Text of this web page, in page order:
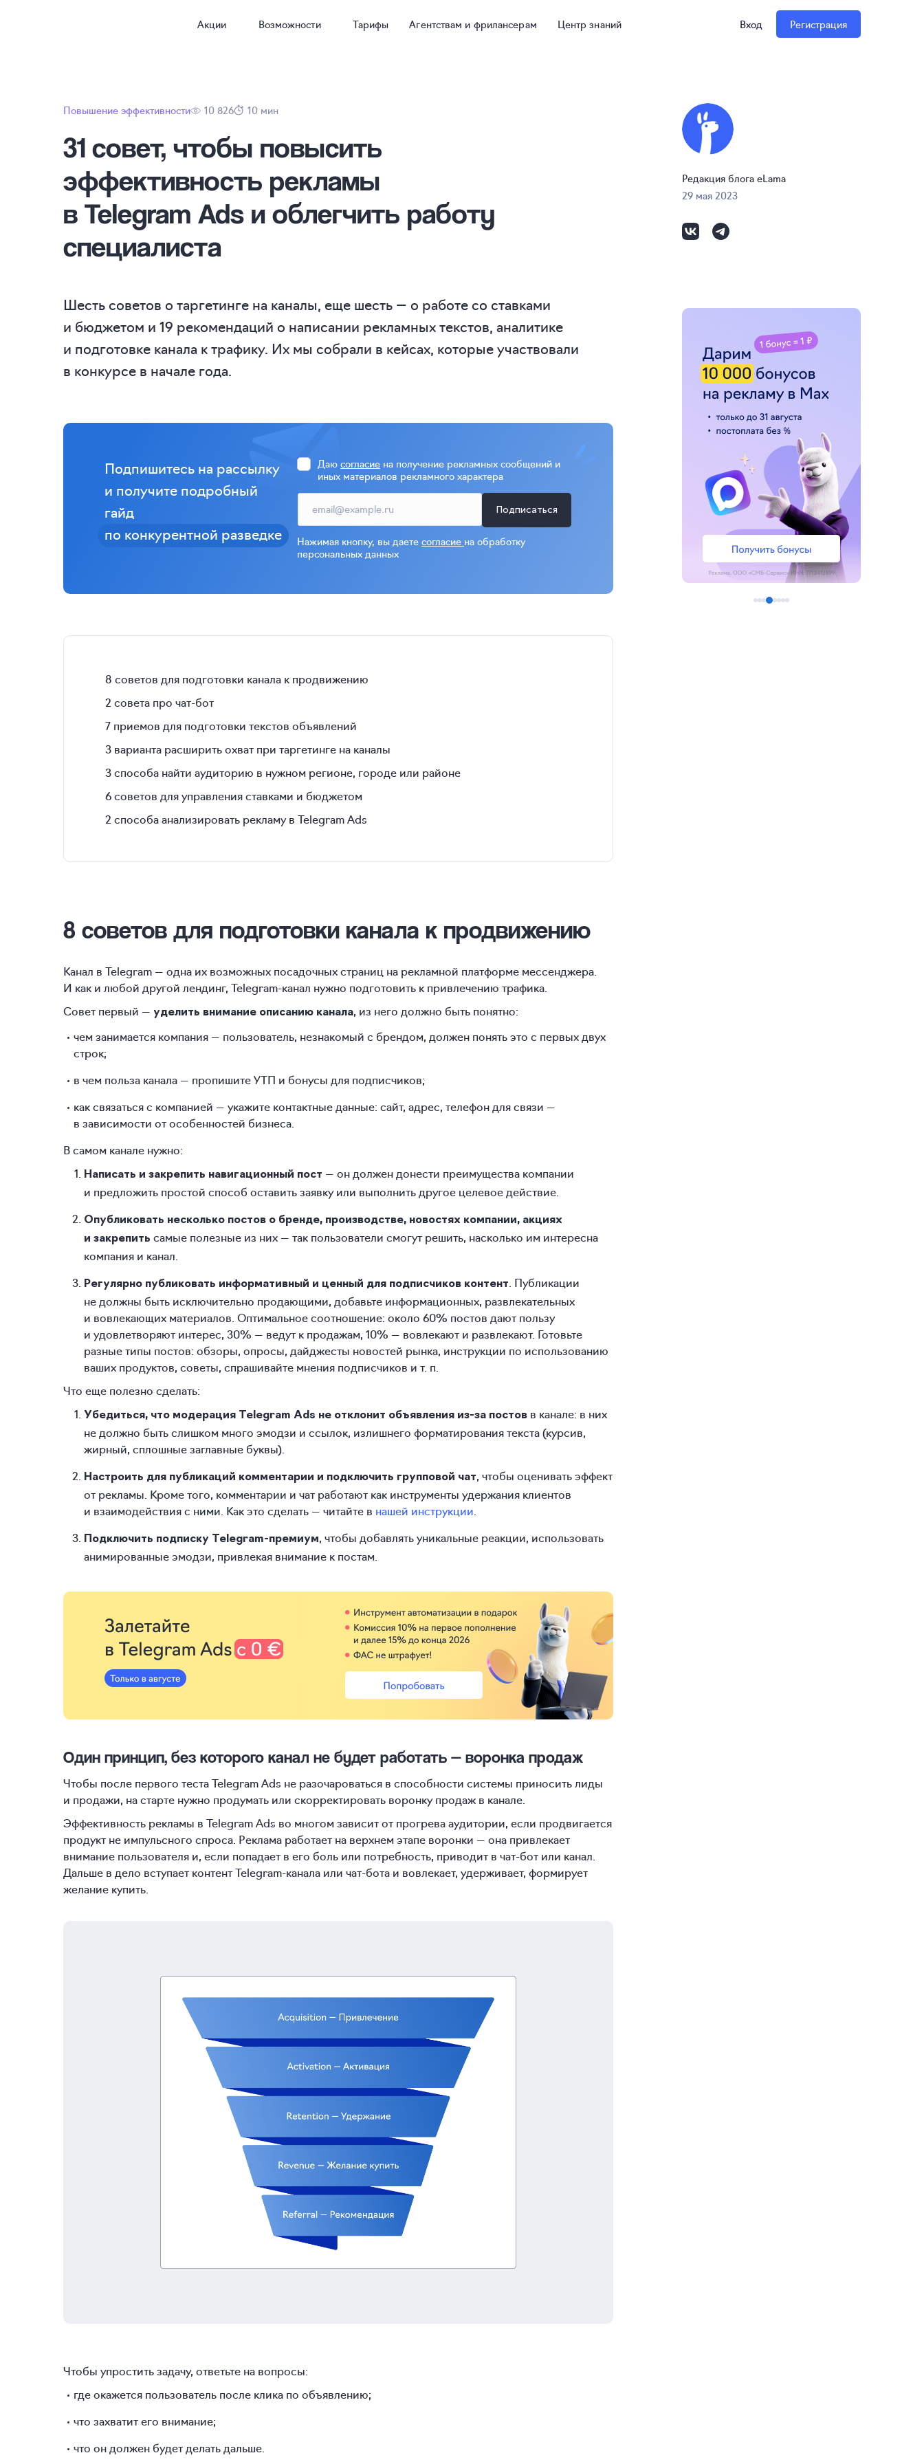
Акции Возможности Тарифы Агентствам и фрилансерам Центр знаний Вход Регистрация
Повышение эффективности 10 826 10 мин
31 совет, чтобы повысить
эффективность рекламы
в Telegram Ads и облегчить работу
специалиста
Шесть советов о таргетинге на каналы, еще шесть — о работе со ставками
и бюджетом и 19 рекомендаций о написании рекламных текстов, аналитике
и подготовке канала к трафику. Их мы собрали в кейсах, которые участвовали
в конкурсе в начале года.
Подпишитесь на рассылку
и получите подробный
гайд
по конкурентной разведке
Даю согласие на получение рекламных сообщений и
иных материалов рекламного характера
Подписаться
Нажимая кнопку, вы даете согласие на обработку
персональных данных
8 советов для подготовки канала к продвижению
2 совета про чат-бот
7 приемов для подготовки текстов объявлений
3 варианта расширить охват при таргетинге на каналы
3 способа найти аудиторию в нужном регионе, городе или районе
6 советов для управления ставками и бюджетом
2 способа анализировать рекламу в Telegram Ads
8 советов для подготовки канала к продвижению
Канал в Telegram — одна их возможных посадочных страниц на рекламной платформе мессенджера.
И как и любой другой лендинг, Telegram-канал нужно подготовить к привлечению трафика.
Совет первый — уделить внимание описанию канала, из него должно быть понятно:
чем занимается компания — пользователь, незнакомый с брендом, должен понять это с первых двух
строк;
в чем польза канала — пропишите УТП и бонусы для подписчиков;
как связаться с компанией — укажите контактные данные: сайт, адрес, телефон для связи —
в зависимости от особенностей бизнеса.
В самом канале нужно:
Написать и закрепить навигационный пост — он должен донести преимущества компании
и предложить простой способ оставить заявку или выполнить другое целевое действие.
Опубликовать несколько постов о бренде, производстве, новостях компании, акциях
и закрепить самые полезные из них — так пользователи смогут решить, насколько им интересна
компания и канал.
Регулярно публиковать информативный и ценный для подписчиков контент
. Публикации
не должны быть исключительно продающими, добавьте информационных, развлекательных
и вовлекающих материалов. Оптимальное соотношение: около 60% постов дают пользу
и удовлетворяют интерес, 30% — ведут к продажам, 10% — вовлекают и развлекают. Готовьте
разные типы постов: обзоры, опросы, дайджесты новостей рынка, инструкции по использованию
ваших продуктов, советы, спрашивайте мнения подписчиков и т. п.
Что еще полезно сделать:
Убедиться, что модерация Telegram Ads не отклонит объявления из-за постов в канале: в них
не должно быть слишком много эмодзи и ссылок, излишнего форматирования текста (курсив,
жирный, сплошные заглавные буквы).
Настроить для публикаций комментарии и подключить групповой чат, чтобы оценивать эффект
от рекламы. Кроме того, комментарии и чат работают как инструменты удержания клиентов
и взаимодействия с ними. Как это сделать — читайте в нашей инструкции
Подключить подписку Telegram-премиум, чтобы добавлять уникальные реакции, использовать
анимированные эмодзи, привлекая внимание к постам.
Один принцип, без которого канал не будет работать — воронка продаж
Чтобы после первого теста Telegram Ads не разочароваться в способности системы приносить лиды
и продажи, на старте нужно продумать или скорректировать воронку продаж в канале.
Эффективность рекламы в Telegram Ads во многом зависит от прогрева аудитории, если продвигается
продукт не импульсного спроса. Реклама работает на верхнем этапе воронки — она привлекает
внимание пользователя и, если попадает в его боль или потребность, приводит в чат-бот или канал.
Дальше в дело вступает контент Telegram-канала или чат-бота и вовлекает, удерживает, формирует
желание купить.
Чтобы упростить задачу, ответьте на вопросы:
где окажется пользователь после клика по объявлению;
что захватит его внимание;
что он должен будет делать дальше.
Редакция блога eLama
29 мая 2023